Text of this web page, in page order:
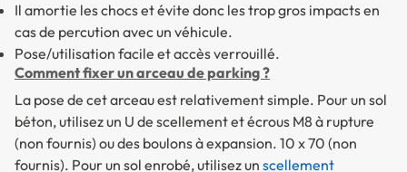
Il amortie les chocs et évite donc les trop gros impacts en
cas de percution avec un véhicule.
Pose/utilisation facile et accès verrouillé.
Comment fixer un arceau de parking ?
La pose de cet arceau est relativement simple. Pour un sol
béton, utilisez un U de scellement et écrous M8 à rupture
(non fournis) ou des boulons à expansion. 10 x 70 (non
fournis). Pour un sol enrobé, utilisez un scellement